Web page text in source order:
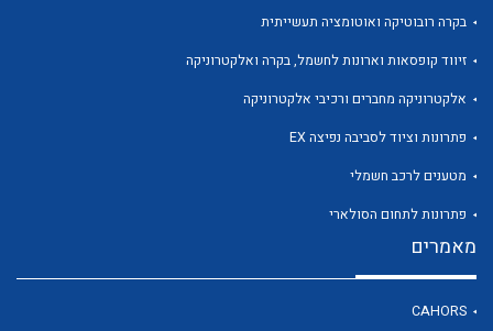
בקרה רובוטיקה ואוטומציה תעשייתית
זיווד קופסאות וארונות לחשמל, בקרה ואלקטרוניקה
אלקטרוניקה מחברים ורכיבי אלקטרוניקה
פתרונות וציוד לסביבה נפיצה EX
מטענים לרכב חשמלי
פתרונות לתחום הסולארי
מאמרים
CAHORS